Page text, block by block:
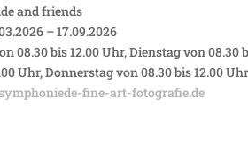
and friends
– 17.09.2026
08.30 bis 12.00 Uhr, Dienstag von 08.30
Uhr, Donnerstag von 08.30 bis 12.00
fine-art-fotografie.de